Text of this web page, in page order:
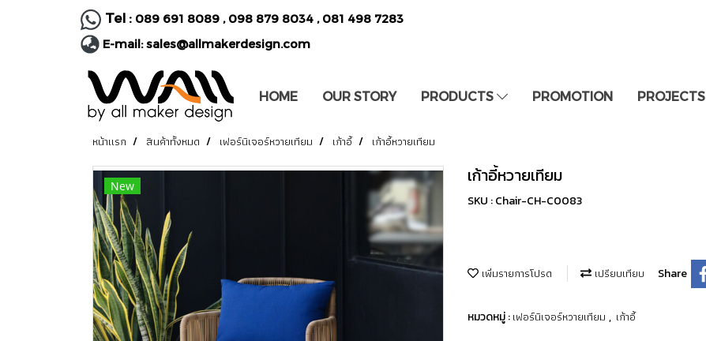
Tel : 089 691 8089 , 098 879 8034 , 081 498 7283
E-mail:sales@allmakerdesign.com
HOME OUR STORY PRODUCTS PROMOTION PROJECTS
หน้าแรก สินค้าทั้งหมด เฟอร์นิเจอร์หวายเทียม เก้าอี้ เก้าอี้หวายเทียม
New เก้าอี้หวายเทียม
SKU : Chair-CH-C0083
เพิ่มรายการโปรด เปรียบเทียบ Share
หมวดหมู่ :เฟอร์นิเจอร์หวายเทียม , เก้าอี้